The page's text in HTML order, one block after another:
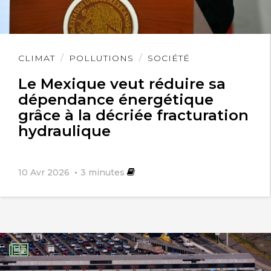
CLIMAT POLLUTIONS SOCIÉTÉ
Le Mexique veut réduire sa
dépendance énergétique
grâce à la décriée fracturation
hydraulique
10 Avr 2026 3 minutes
Lire